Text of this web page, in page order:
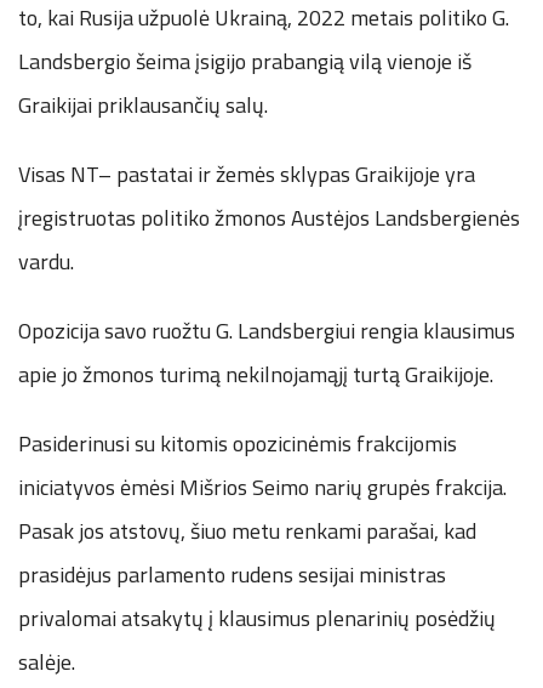
to, kai Rusija užpuolė Ukrainą, 2022 metais politiko G.
Landsbergio šeima įsigijo prabangią vilą vienoje iš
Graikijai priklausančių salų.
Visas NT– pastatai ir žemės sklypas Graikijoje yra
įregistruotas politiko žmonos Austėjos Landsbergienės
vardu.
Opozicija savo ruožtu G. Landsbergiui rengia klausimus
apie jo žmonos turimą nekilnojamąjį turtą Graikijoje.
Pasiderinusi su kitomis opozicinėmis frakcijomis
iniciatyvos ėmėsi Mišrios Seimo narių grupės frakcija.
Pasak jos atstovų, šiuo metu renkami parašai, kad
prasidėjus parlamento rudens sesijai ministras
privalomai atsakytų į klausimus plenarinių posėdžių
salėje.